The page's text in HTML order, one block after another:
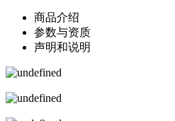
商品介绍
参数与资质
声明和说明